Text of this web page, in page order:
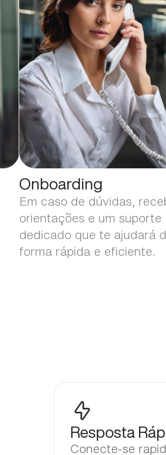
Onboarding
Em caso de dúvidas,
orientações e um suporte
dedicado que te ajudará
forma rápida e eficiente.
Resposta
Conecte-se